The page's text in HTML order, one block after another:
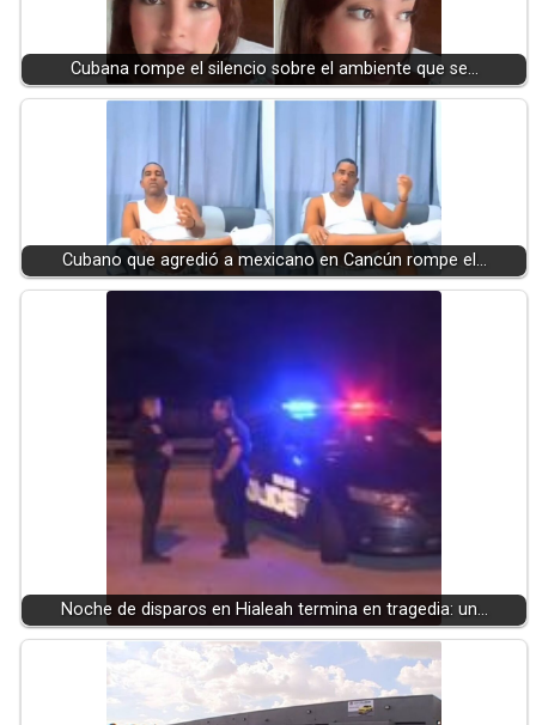
Cubana rompe el silencio sobre el ambiente que se…
Cubano que agredió a mexicano en Cancún rompe el…
Noche de disparos en Hialeah termina en tragedia: un…